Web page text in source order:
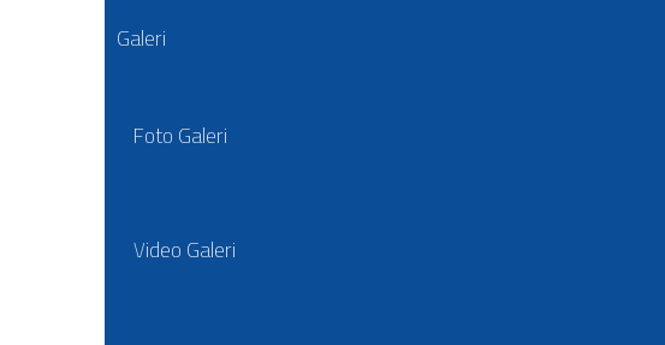
Galeri
Foto Galeri
Video Galeri